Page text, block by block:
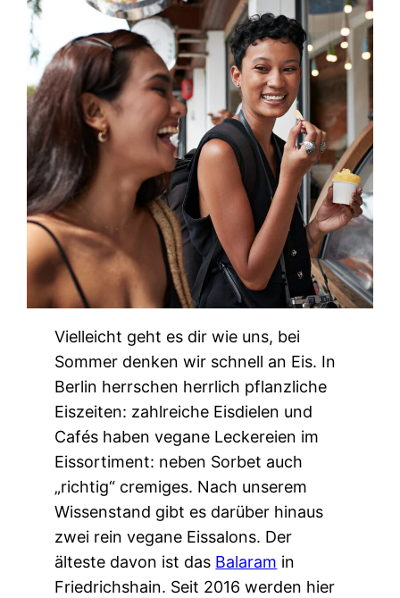
Vielleicht geht es dir wie uns, bei
Sommer denken wir schnell an Eis. In
Berlin herrschen herrlich pflanzliche
Eiszeiten: zahlreiche Eisdielen und
Cafés haben vegane Leckereien im
Eissortiment: neben Sorbet auch
„richtig“ cremiges. Nach unserem
Wissenstand gibt es darüber hinaus
zwei rein vegane Eissalons. Der
älteste davon ist das Balaram in
Friedrichshain. Seit 2016 werden hier